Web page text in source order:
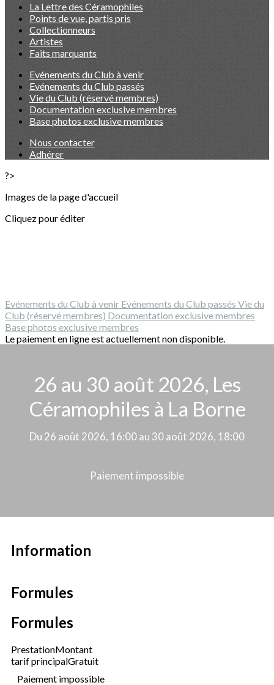
La Lettre des Céramophiles
Points de vue, partis pris
Collectionneurs
Artistes
Faits marquants
Evénements du Club à venir
Evénements du Club passés
Vie du Club (réservé membres)
Documentation exclusive membres
Base photos exclusive membres
Nous contacter
Adhérer
?>
Images de la page d'accueil
Cliquez pour éditer
Evénements du Club à venir Evénements du Club passés Vie du
Club (réservé membres) Documentation exclusive membres
Base photos exclusive membres
Le paiement en ligne est actuellement non disponible.
26 au 30 août 2026, Les
Céramophiles à La Borne
Du 26 août 2026, 16:00 au 30 août 2026, 18:00
Paiement impossible
Information
Formules
Formules
PrestationMontant
tarif principalGratuit
Paiement impossible